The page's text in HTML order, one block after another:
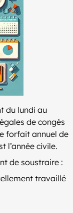
du lundi au
de congés
forfait annuel de
l’année civile.
de soustraire :
travaillé